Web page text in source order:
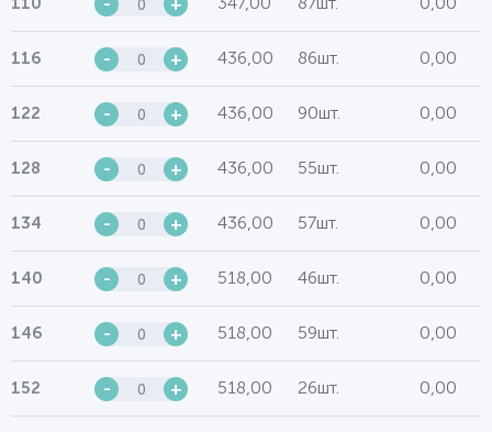
116 - + 436,00 86шт. 0,00
122 - + 436,00 90шт. 0,00
128 - + 436,00 55шт. 0,00
134 - + 436,00 57шт. 0,00
140 - + 518,00 46шт. 0,00
146 - + 518,00 59шт. 0,00
152 - + 518,00 26шт. 0,00